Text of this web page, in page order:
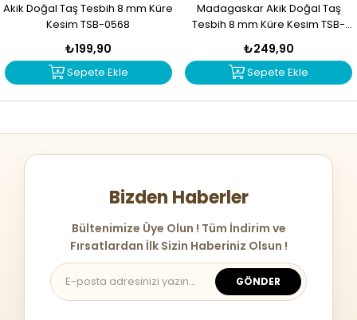
Akik Doğal Taş Tesbih 8 mm Küre
Kesim TSB-0568
₺199,90
Sepete Ekle
Madagaskar Akik Doğal Taş
Tesbih 8 mm Küre Kesim TSB-
0567
₺249,90
Sepete Ekle
Bizden Haberler
Bültenimize Üye Olun ! Tüm İndirim ve
Fırsatlardan İlk Sizin Haberiniz Olsun !
GÖNDER